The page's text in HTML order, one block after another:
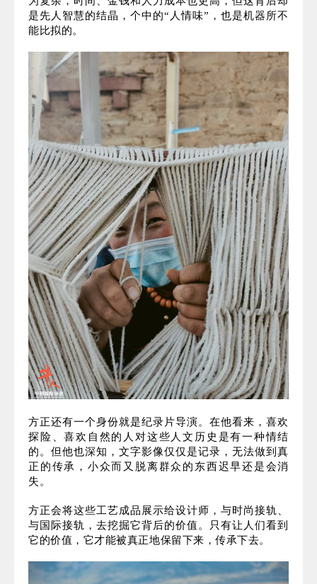
变。以至于方正时不时会有一种穿越的感觉。他们曾
发起过一个“百年撞脸”的活动，对比100年前的照片发
现，除了清晰度不同，人们的服装、发饰几乎没有改
变。
这里保留了最原始、质朴的手工业，人们依然会手工
编织帐篷，需要七八个人一起配合完成；藏族的饰品
非常华丽、色彩鲜明，这都是基于天然的原料，采用
植物染色技术。
比起现代社会的高科技，这些传统工艺的制作过程更
为复杂，时间、金钱和人力成本也更高，但这背后却
是先人智慧的结晶，个中的“人情味”，也是机器所不
能比拟的。